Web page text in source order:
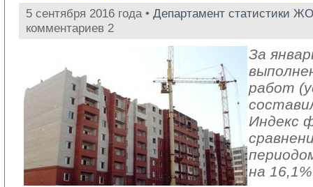
5 сентября 2016 года • Департамент статистики ЖО
комментариев 2
За
работ
Индекс
на